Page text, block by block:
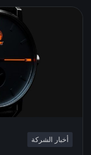
أخبار الشركة